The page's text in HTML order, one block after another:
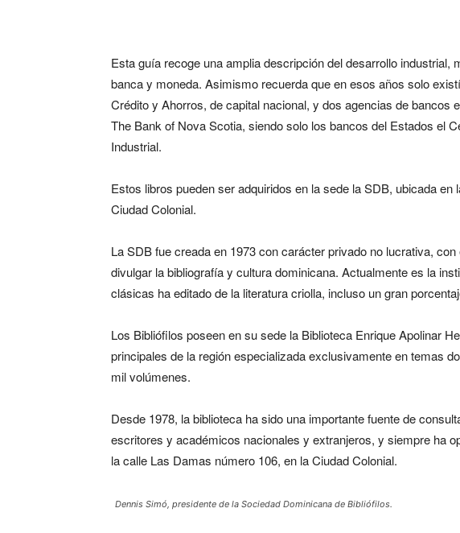
Esta guía recoge una amplia descripción del desarrollo industrial,
banca y moneda. Asimismo recuerda que en esos años solo
Crédito y Ahorros, de capital nacional, y dos agencias de bancos
The Bank of Nova Scotia, siendo solo los bancos del Estados el
Industrial.
Estos libros pueden ser adquiridos en la sede la SDB, ubicada
Ciudad Colonial.
La SDB fue creada en 1973 con carácter privado no lucrativa,
divulgar la bibliografía y cultura dominicana. Actualmente es la
clásicas ha editado de la literatura criolla, incluso un gran
Los Bibliófilos poseen en su sede la Biblioteca Enrique Apolinar
principales de la región especializada exclusivamente en temas
mil volúmenes.
Desde 1978, la biblioteca ha sido una importante fuente de
escritores y académicos nacionales y extranjeros, y siempre ha
la calle Las Damas número 106, en la Ciudad Colonial.
Dennis Simó, presidente de la Sociedad Dominicana de Bibliófilos.